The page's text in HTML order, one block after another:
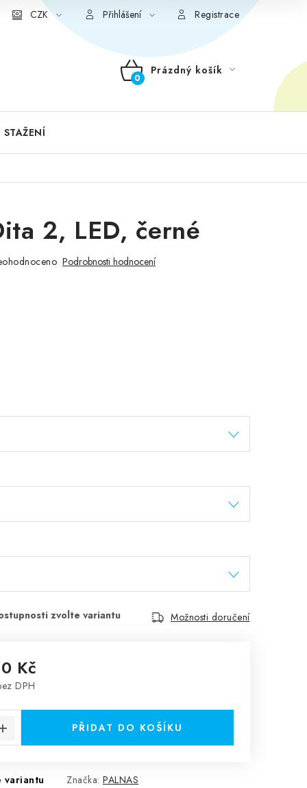
CZK Přihlášení Registrace
NÁKUPNÍ
Prázdný košík
STAŽENÍ
2, LED, černé
Podrobnosti hodnocení
Možnosti doručení
Kč
DPH
PŘIDAT DO KOŠÍKU
variantu Značka: PALNAS